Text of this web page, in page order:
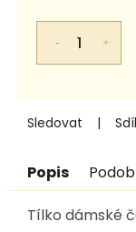
Měrná
cena:
Sledovat
Popis
Tílko dámské